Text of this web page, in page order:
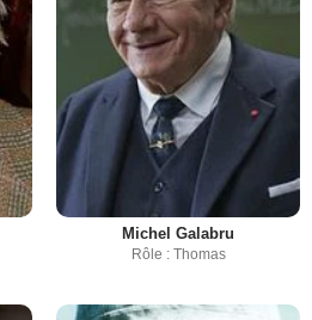
Michel Galabru
Rôle : Thomas